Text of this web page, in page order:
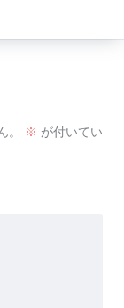
。 ※ が付いてい